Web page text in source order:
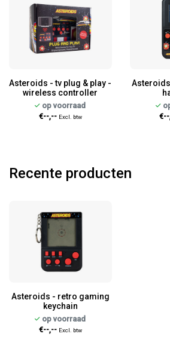
Asteroids - tv plug & play -
wireless controller
op voorraad
€--,-- Excl. btw
Recente producten
Asteroids - retro gaming
keychain
op voorraad
€--,-- Excl. btw